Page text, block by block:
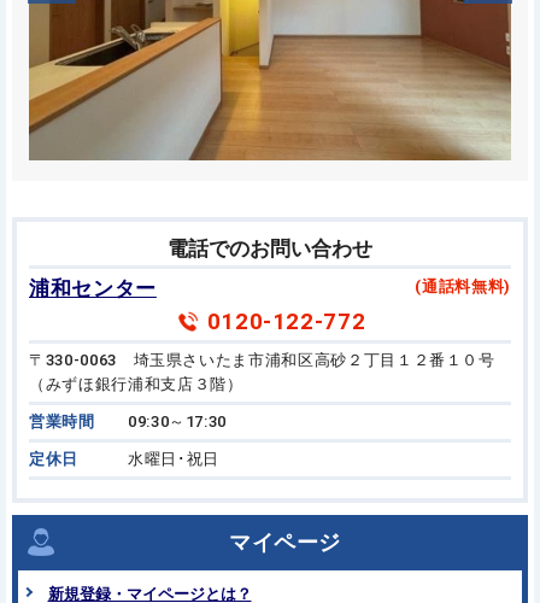
電話でのお問い合わせ
浦和センター
(通話料無料)
0120-122-772
〒330-0063 埼玉県さいたま市浦和区高砂２丁目１２番１０号
（みずほ銀行浦和支店３階）
営業時間 09:30～17:30
定休日 水曜日･祝日
マイページ
新規登録・マイページとは？